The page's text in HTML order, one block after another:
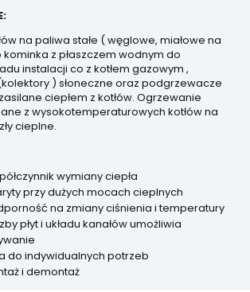
na paliwa stałe ( węglowe, miałowe na
z płaszczem wodnym do
instalacji co z kotłem gazowym ,
) słoneczne oraz podgrzewacze
ciepłem z kotłów. Ogrzewanie
z wysokotemperaturowych kotłów na
cieplne.
wymiany ciepła
przy dużych mocach cieplnych
na zmiany ciśnienia i temperatury
płyt i układu kanałów umożliwia
do indywidualnych potrzeb
i demontaż